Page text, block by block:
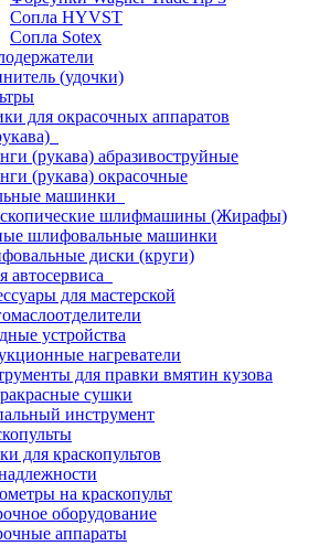
Сопла HYVST
Сопла Sotex
(удочки)
для окрасочных аппаратов
(рукава) абразивоструйные
(рукава) окрасочные
машинки
шлифмашины (Жирафы)
шлифовальные машинки
диски (круги)
автосервиса
для мастерской
устройства
нагреватели
для правки вмятин кузова
сушки
инструмент
для краскопультов
на краскопульт
оборудование
аппараты